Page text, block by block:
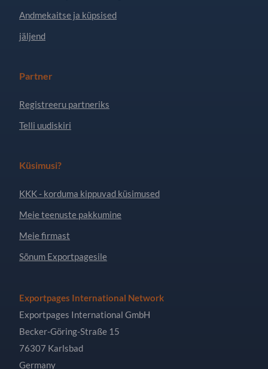
Andmekaitse ja küpsised
jäljend
Partner
Registreeru partneriks
Telli uudiskiri
Küsimusi?
KKK - korduma kippuvad küsimused
Meie teenuste pakkumine
Meie firmast
Sõnum Exportpagesile
Exportpages International Network
Exportpages International GmbH
Becker-Göring-Straße 15
76307 Karlsbad
Germany